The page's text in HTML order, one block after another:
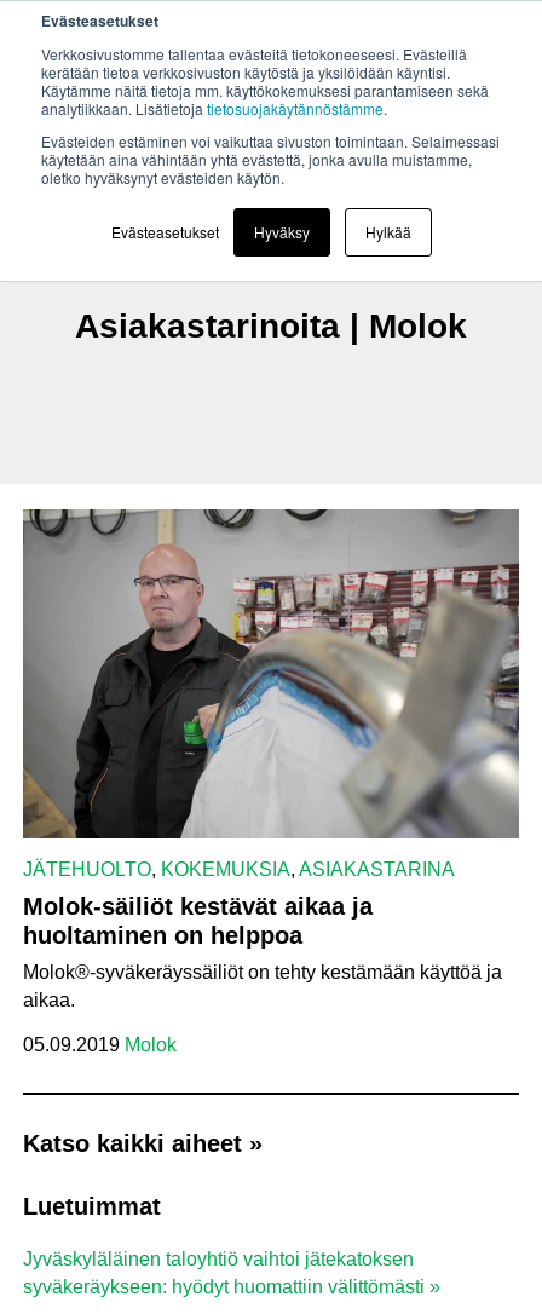
Evästeasetukset
Verkkosivustomme tallentaa evästeitä tietokoneeseesi. Evästeillä
kerätään tietoa verkkosivuston käytöstä ja yksilöidään käyntisi.
Käytämme näitä tietoja mm. käyttökokemuksesi parantamiseen sekä
analytiikkaan. Lisätietoja tietosuojakäytännöstämme.
Evästeiden estäminen voi vaikuttaa sivuston toimintaan. Selaimessasi
käytetään aina vähintään yhtä evästettä, jonka avulla muistamme,
oletko hyväksynyt evästeiden käytön.
Evästeasetukset Hyväksy Hylkää
Asiakastarinoita | Molok
JÄTEHUOLTO, KOKEMUKSIA,ASIAKASTARINA
Molok-säiliöt kestävät aikaa ja
huoltaminen on helppoa
Molok®-syväkeräyssäiliöt on tehty kestämään käyttöä ja
aikaa.
05.09.2019 Molok
Katso kaikki aiheet »
Luetuimmat
Jyväskyläläinen taloyhtiö vaihtoi jätekatoksen
syväkeräykseen: hyödyt huomattiin välittömästi »